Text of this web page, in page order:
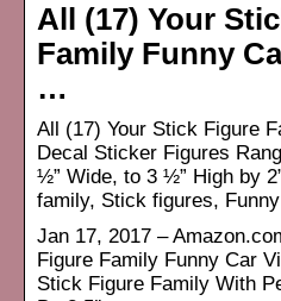
All (17) Your
Family Funny
…
All (17) Your Stick Figure
Decal Sticker Figures
½” Wide, to 3 ½” High by
family, Stick figures,
Jan 17, 2017 –
Figure Family Funny Car
Stick Figure Family With